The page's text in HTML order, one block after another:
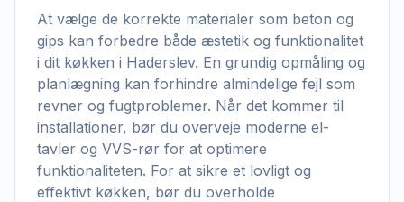
At vælge de korrekte materialer som beton og
gips kan forbedre både æstetik og funktionalitet
i dit køkken i Haderslev. En grundig opmåling og
planlægning kan forhindre almindelige fejl som
revner og fugtproblemer. Når det kommer til
installationer, bør du overveje moderne el-
tavler og VVS-rør for at optimere
funktionaliteten. For at sikre et lovligt og
effektivt køkken, bør du overholde